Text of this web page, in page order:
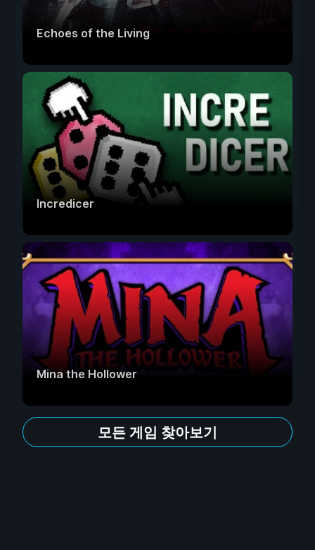
Echoes of the Living
Incredicer
Mina the Hollower
모든 게임 찾아보기